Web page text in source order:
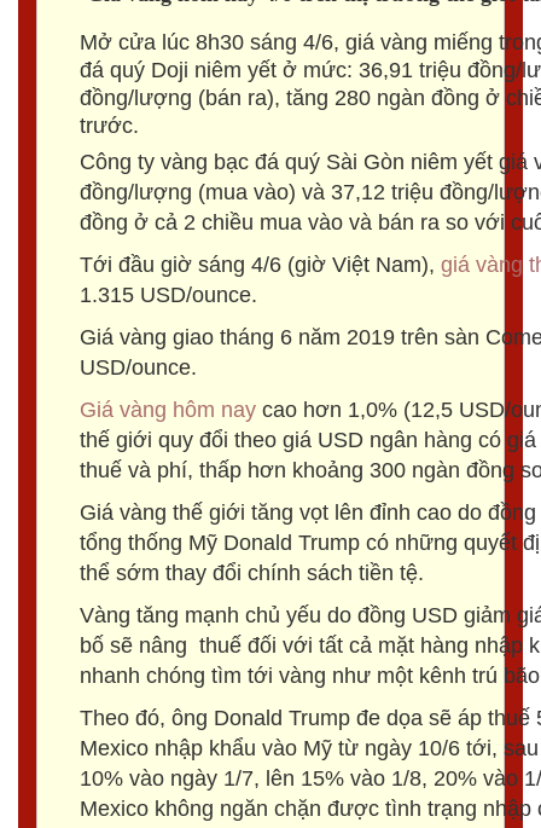
Mở cửa lúc 8h30 sáng 4/6, giá vàng miếng
đá quý Doji niêm yết ở mức: 36,91 triệu đồng/
đồng/lượng (bán ra), tăng 280 ngàn đồng ở
trước.
Công ty vàng bạc đá quý Sài Gòn niêm yết
đồng/lượng (mua vào) và 37,12 triệu đồng/
đồng ở cả 2 chiều mua vào và bán ra so với
Tới đầu giờ sáng 4/6 (giờ Việt Nam), giá vàng
1.315 USD/ounce.
Giá vàng giao tháng 6 năm 2019 trên sàn
USD/ounce.
Giá vàng hôm nay cao hơn 1,0% (12,5 USD/
thế giới quy đổi theo giá USD ngân hàng có
thuế và phí, thấp hơn khoảng 300 ngàn đồng
Giá vàng thế giới tăng vọt lên đỉnh cao do
tổng thống Mỹ Donald Trump có những quyết
thể sớm thay đổi chính sách tiền tệ.
Vàng tăng mạnh chủ yếu do đồng USD giảm
bố sẽ nâng thuế đối với tất cả mặt hàng nhập
nhanh chóng tìm tới vàng như một kênh trú
Theo đó, ông Donald Trump đe dọa sẽ áp
Mexico nhập khẩu vào Mỹ từ ngày 10/6 tới,
10% vào ngày 1/7, lên 15% vào 1/8, 20% vào
Mexico không ngăn chặn được tình trạng